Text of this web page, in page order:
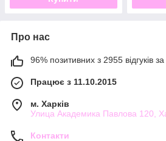
Про нас
96% позитивних з 2955 відгуків за
Працює з 11.10.2015
м. Харків
Улица Академика Павлова 120,
Контакти